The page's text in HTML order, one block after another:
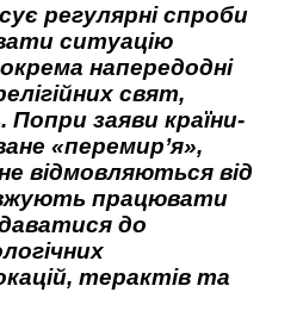
регулярні спроби
ситуацію
напередодні
свят,
заяви країни-
«перемир’я»,
відмовляються від
працювати
до
терактів та